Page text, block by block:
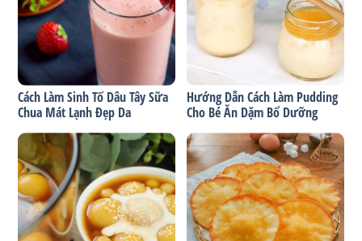
Cách Làm Sinh Tố Dâu Tây Sữa
Chua Mát Lạnh Đẹp Da
Hướng Dẫn Cách Làm Pudding
Cho Bé Ăn Dặm Bổ Dưỡng